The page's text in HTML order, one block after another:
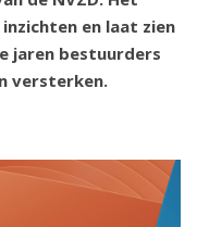
en laat zien
jaren bestuurders
versterken.